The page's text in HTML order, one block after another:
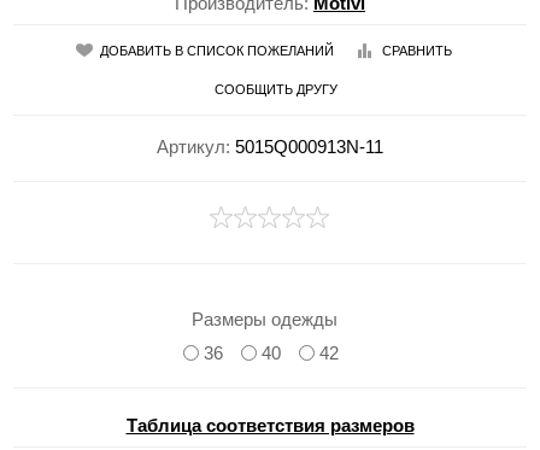
ДОБАВИТЬ В СПИСОК ПОЖЕЛАНИЙ СРАВНИТЬ
СООБЩИТЬ ДРУГУ
Артикул: 5015Q000913N-11
Размеры одежды
36
40 42
Таблица соответствия размеров